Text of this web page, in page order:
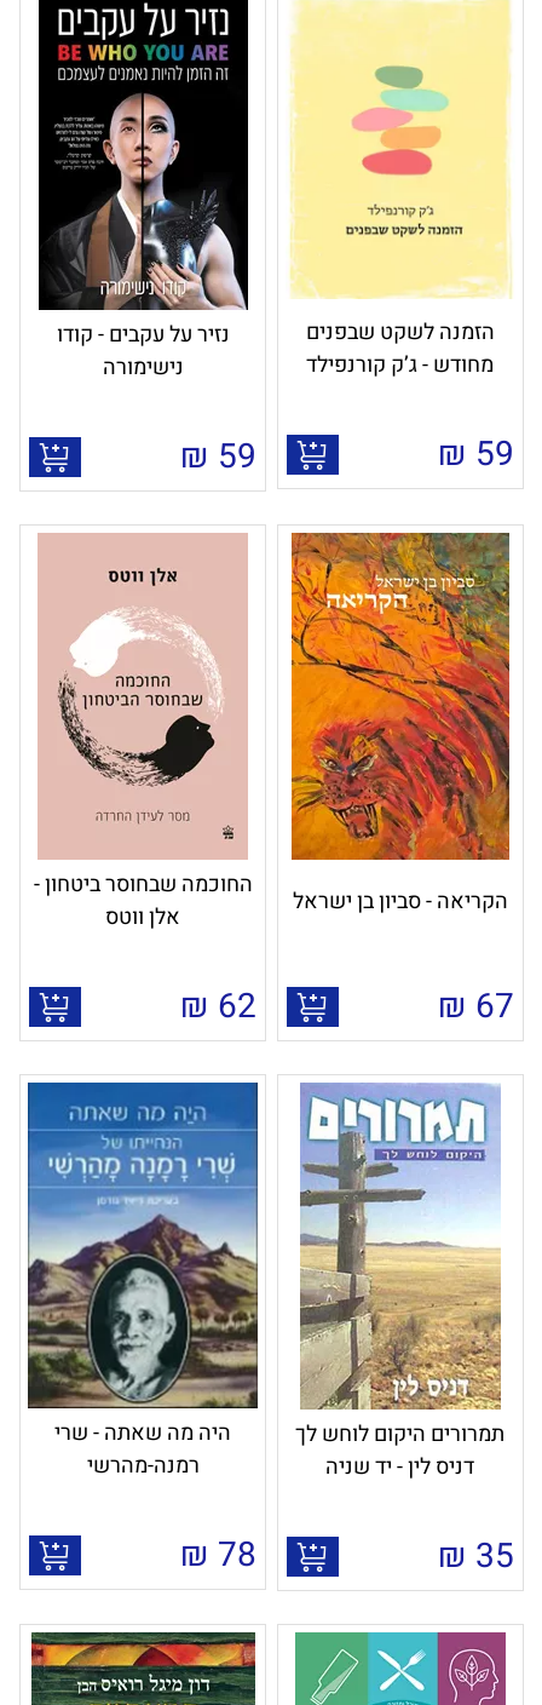
הזמנה לשקט שבפנים
מחודש - ג’ק קורנפילד
59
₪
נזיר על עקבים - קודו
נישימורה
59
₪
הקריאה - סביון בן ישראל
67
₪
החוכמה שבחוסר ביטחון -
אלן ווטס
62
₪
תמרורים היקום לוחש לך
דניס לין - יד שניה
35
₪
היה מה שאתה - שרי
רמנה-מהרשי
78
₪